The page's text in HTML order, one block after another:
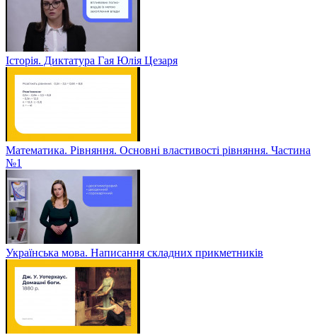
Історія. Диктатура Гая Юлія Цезаря
Математика. Рівняння. Основні властивості рівняння. Частина
№1
Українська мова. Написання складних прикметників